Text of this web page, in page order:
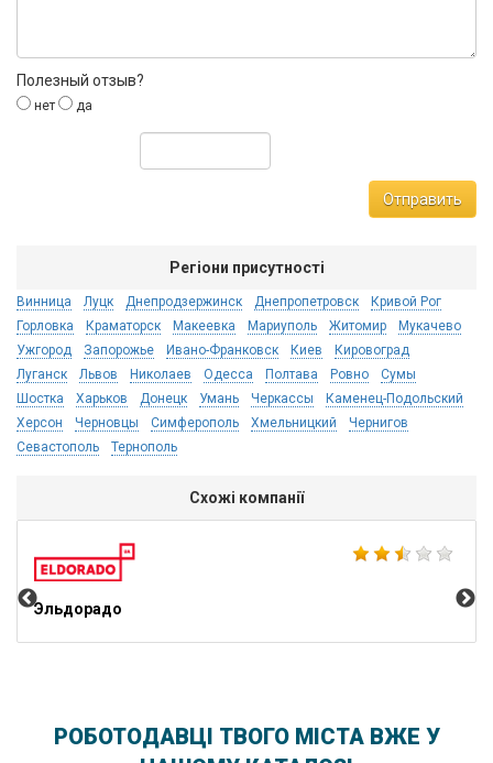
Полезный отзыв?
нет да
Отправить
Регіони присутності
Винница Луцк Днепродзержинск Днепропетровск
Кривой Рог
Горловка
Краматорск Макеевка Мариуполь Житомир
Мукачево
Ужгород
Запорожье Ивано-Франковск Киев
Кировоград
Луганск
Львов Николаев Одесса Полтава Ровно
Сумы
Шостка
Харьков Донецк Умань Черкассы
Каменец-Подольский
Херсон
Черновцы Симферополь Хмельницкий
Чернигов
Севастополь
Тернополь
Схожі компанії
Эльдорадо
РОБОТОДАВЦІ ТВОГО МІСТА ВЖЕ У